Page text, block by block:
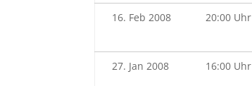
16. Feb 2008 20:00 Uhr
27. Jan 2008 16:00 Uhr